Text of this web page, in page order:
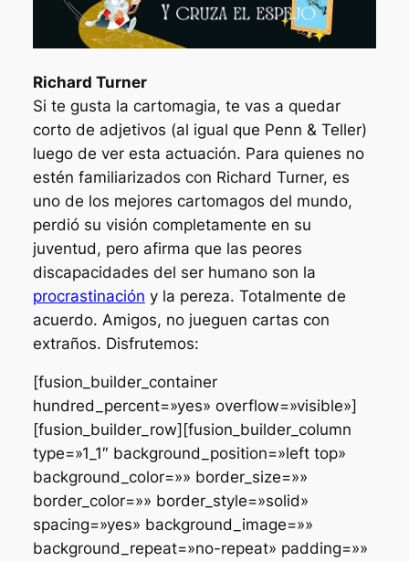
Richard Turner
Si te gusta la cartomagia, te vas a quedar
corto de adjetivos (al igual que Penn & Teller)
luego de ver esta actuación. Para quienes no
estén familiarizados con Richard Turner, es
uno de los mejores cartomagos del mundo,
perdió su visión completamente en su
juventud, pero afirma que las peores
discapacidades del ser humano son la
procrastinación y la pereza. Totalmente de
acuerdo. Amigos, no jueguen cartas con
extraños. Disfrutemos:
[fusion_builder_container
hundred_percent=»yes» overflow=»visible»]
[fusion_builder_row][fusion_builder_column
type=»1_1″ background_position=»left top»
background_color=»» border_size=»»
border_color=»» border_style=»solid»
spacing=»yes» background_image=»»
background_repeat=»no-repeat» padding=»»